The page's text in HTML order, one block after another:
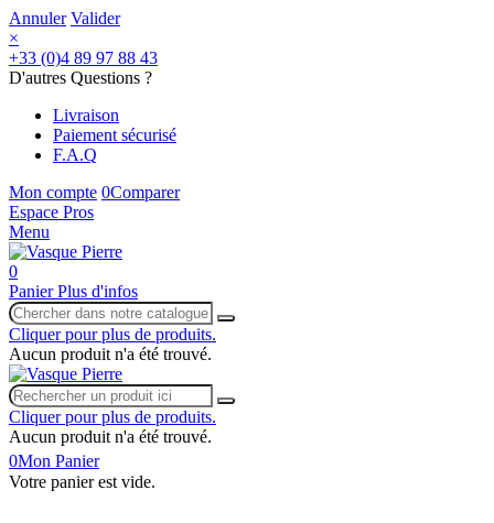
Annuler Valider
×
+33 (0)4 89 97 88 43
D'autres Questions ?
Livraison
Paiement sécurisé
F.A.Q
Mon compte 0Comparer
Espace Pros
Menu
0
Panier Plus d'infos
Cliquer pour plus de produits.
Aucun produit n'a été trouvé.
Cliquer pour plus de produits.
Aucun produit n'a été trouvé.
0Mon Panier
Votre panier est vide.